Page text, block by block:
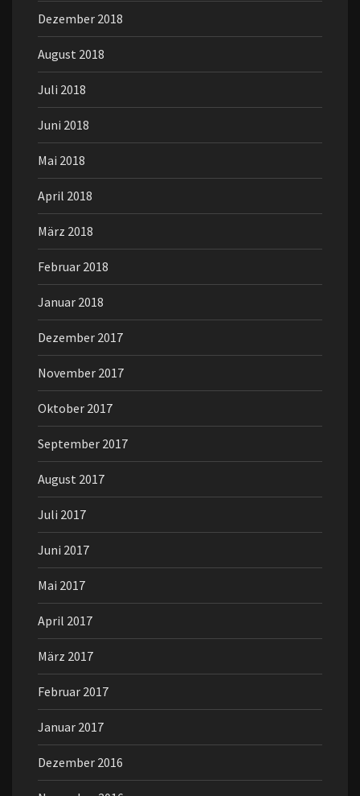
Dezember 2018
August 2018
Juli 2018
Juni 2018
Mai 2018
April 2018
März 2018
Februar 2018
Januar 2018
Dezember 2017
November 2017
Oktober 2017
September 2017
August 2017
Juli 2017
Juni 2017
Mai 2017
April 2017
März 2017
Februar 2017
Januar 2017
Dezember 2016